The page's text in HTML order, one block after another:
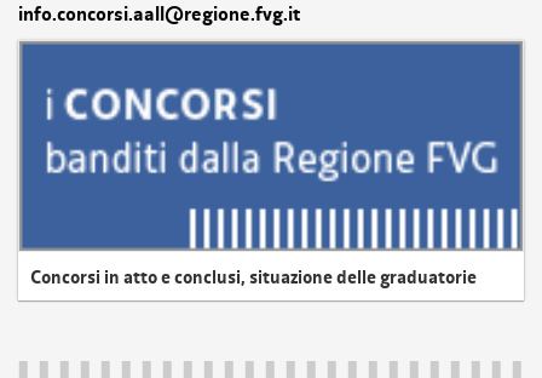
info.concorsi.aall@regione.fvg.it
Concorsi in atto e conclusi, situazione delle graduatorie